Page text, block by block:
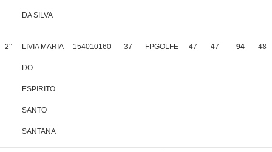
DA SILVA
2° LIVIA MARIA
DO
ESPIRITO
SANTO
SANTANA
154010160 37 FPGOLFE 47 47 94 48